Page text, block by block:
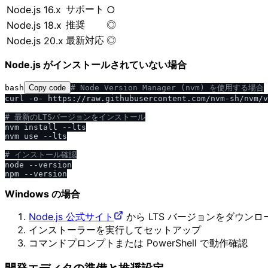
Node.js 16.x サポート ○
Node.js 18.x 推奨
◎
Node.js 20.x 最新対応 ◎
Node.js がインストールされていない場合
bash Copy code # Node Version Manager (nvm) を使用する場合
curl -o- https://raw.githubusercontent.com/nvm-sh/
# 最新のLTSバージョンをインストール
nvm install --lts
nvm use --lts
# インストール確認
node --version
Windows の場合
Node.js 公式サイト
から LTS バージョンをダウンロ
インストーラーを実行してセットアップ
コマンドプロンプトまたは PowerShell で動作確認